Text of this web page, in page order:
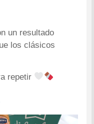
un resultado
los clásicos
repetir